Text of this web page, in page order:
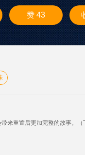
赞 43
来重置后更加完整的故事。